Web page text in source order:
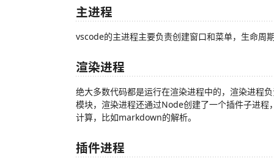
主进程
vscode的主进程主要负责创建窗口和菜单，生命周
渲染进程
绝大多数代码都是运行在渲染进程中的，渲染进程
模块，渲染进程还通过Node创建了一个插件子进
计算，比如markdown的解析。
插件进程